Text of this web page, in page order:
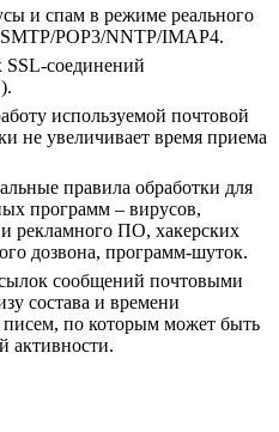
и спам в режиме реального
POP3/NNTP/IMAP4.
соединений
используемой почтовой
не увеличивает время приема
правила обработки для
программ – вирусов,
рекламного ПО, хакерских
дозвона, программ-шуток.
сообщений почтовыми
состава и времени
по которым может быть
активности.